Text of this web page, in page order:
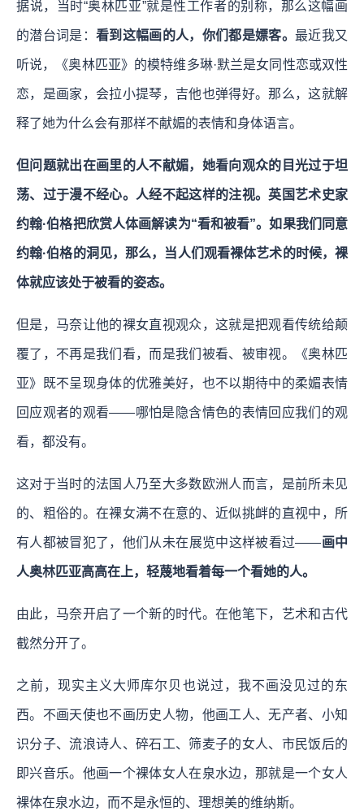
据说，当时“奥林匹亚”就是性工作者的别称，那么这幅画
的潜台词是： 看到这幅画的人，你们都是嫖客。 最近我又
听说，《奥林匹亚》的模特维多琳·默兰是女同性恋或双性
恋，是画家，会拉小提琴，吉他也弹得好。那么，这就解
释了她为什么会有那样不献媚的表情和身体语言。
但问题就出在画里的人不献媚，她看向观众的目光过于坦
荡、过于漫不经心。人经不起这样的注视。英国艺术史家
约翰·伯格把欣赏人体画解读为“看和被看”。如果我们同意
约翰·伯格的洞见，那么，当人们观看裸体艺术的时候，裸
体就应该处于被看的姿态。
但是，马奈让他的裸女直视观众，这就是把观看传统给颠
覆了，不再是我们看，而是我们被看、被审视。《奥林匹
亚》既不呈现身体的优雅美好，也不以期待中的柔媚表情
回应观者的观看——哪怕是隐含情色的表情回应我们的观
看，都没有。
这对于当时的法国人乃至大多数欧洲人而言，是前所未见
的、粗俗的。在裸女满不在意的、近似挑衅的直视中，所
有人都被冒犯了，他们从未在展览中这样被看过——画中
人奥林匹亚高高在上，轻蔑地看着每一个看她的人。
由此，马奈开启了一个新的时代。在他笔下，艺术和古代
截然分开了。
之前，现实主义大师库尔贝也说过，我不画没见过的东
西。不画天使也不画历史人物，他画工人、无产者、小知
识分子、流浪诗人、碎石工、筛麦子的女人、市民饭后的
即兴音乐。他画一个裸体女人在泉水边，那就是一个女人
裸体在泉水边，而不是永恒的、理想美的维纳斯。